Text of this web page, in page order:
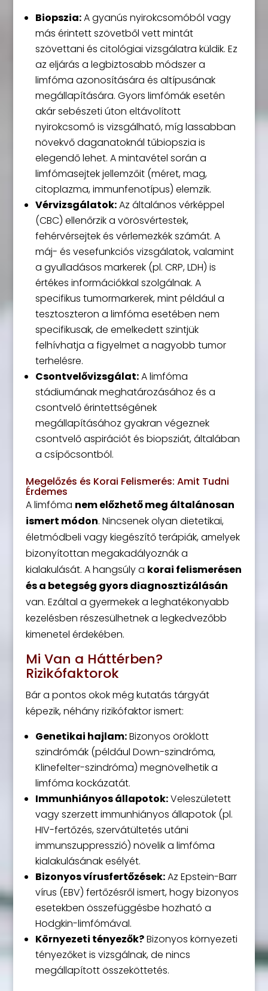
Biopszia:A gyanús nyirokcsomóból vagy
más érintett szövetből vett mintát
szövettani és citológiai vizsgálatra küldik. Ez
az eljárás a legbiztosabb módszer a
limfóma azonosítására és altípusának
megállapítására. Gyors limfómák esetén
akár sebészeti úton eltávolított
nyirokcsomó is vizsgálható, míg lassabban
növekvő daganatoknál tűbiopszia is
elegendő lehet. A mintavétel során a
limfómasejtek jellemzőit (méret, mag,
citoplazma, immunfenotípus) elemzik.
Vérvizsgálatok:Az általános vérképpel
(CBC) ellenőrzik a vörösvértestek,
fehérvérsejtek és vérlemezkék számát. A
máj- és vesefunkciós vizsgálatok, valamint
a gyulladásos markerek (pl. CRP, LDH) is
értékes információkkal szolgálnak. A
specifikus tumormarkerek, mint például a
tesztoszteron a limfóma esetében nem
specifikusak, de emelkedett szintjük
felhívhatja a figyelmet a nagyobb tumor
terhelésre.
Csontvelővizsgálat:A limfóma
stádiumának meghatározásához és a
csontvelő érintettségének
megállapításához gyakran végeznek
csontvelő aspirációt és biopsziát, általában
a csípőcsontból.
Megelőzés és Korai Felismerés: Amit Tudni
Érdemes
A limfóma nem előzhető meg általánosan
ismert módon. Nincsenek olyan dietetikai,
életmódbeli vagy kiegészítő terápiák, amelyek
bizonyítottan megakadályoznák a
kialakulását. A hangsúly a korai felismerésen
és a betegség gyors diagnosztizálásán
van. Ezáltal a gyermekek a leghatékonyabb
kezelésben részesülhetnek a legkedvezőbb
kimenetel érdekében.
Mi Van a Háttérben?
Rizikófaktorok
Bár a pontos okok még kutatás tárgyát
képezik, néhány rizikófaktor ismert:
Genetikai hajlam:Bizonyos öröklött
szindrómák (például Down-szindróma,
Klinefelter-szindróma) megnövelhetik a
limfóma kockázatát.
Immunhiányos állapotok:Veleszületett
vagy szerzett immunhiányos állapotok (pl.
HIV-fertőzés, szervátültetés utáni
immunszuppresszió) növelik a limfóma
kialakulásának esélyét.
Bizonyos vírusfertőzések:Az Epstein-Barr
vírus (EBV) fertőzésről ismert, hogy bizonyos
esetekben összefüggésbe hozható a
Hodgkin-limfómával.
Környezeti tényezők?Bizonyos környezeti
tényezőket is vizsgálnak, de nincs
megállapított összeköttetés.